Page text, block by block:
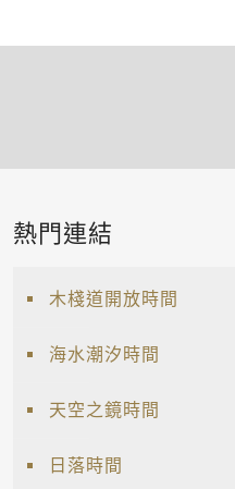
熱門連結
木棧道開放時間
海水潮汐時間
天空之鏡時間
日落時間